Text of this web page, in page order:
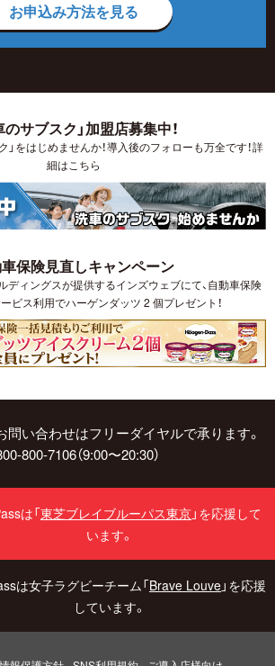
お申込み方法を見る
のサブスク」加盟店募集中！
」をはじめませんか！導入後のフォローも万全です！詳
細はこちら
保険見直しキャンペーン
ディングスが提供するインズウェブにて、自動車保険
ビス利用でハーゲンダッツ 2 個プレゼント！
問い合わせはフリーダイヤルで承ります。
800-7106（9:00〜20:30）
は「東芝ブレイブルーパス東京」を応援して
います。
は女子ラグビーチーム「Brave Louve」を応援
しています。